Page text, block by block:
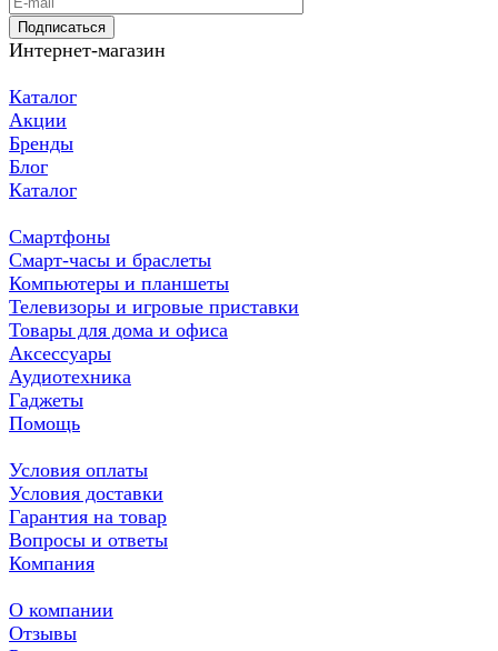
Подписаться
Интернет-магазин
Каталог
Акции
Бренды
Блог
Каталог
Смартфоны
Смарт-часы и браслеты
Компьютеры и планшеты
Телевизоры и игровые приставки
Товары для дома и офиса
Аксессуары
Аудиотехника
Гаджеты
Помощь
Условия оплаты
Условия доставки
Гарантия на товар
Вопросы и ответы
Компания
О компании
Отзывы